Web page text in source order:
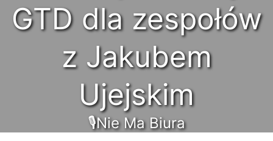
GTD dla zespołów
z Jakubem
Ujejskim
🎙Nie Ma Biura